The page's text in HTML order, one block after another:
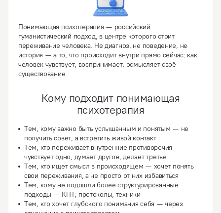
Понимающая психотерапия — российский
гуманистический подход, в центре которого стоит
переживание человека. Не диагноз, не поведение, не
история — а то, что происходит внутри прямо сейчас: как
человек чувствует, воспринимает, осмысляет своё
существование.
Кому подходит понимающая
психотерапия
Тем, кому важно быть услышанным и понятым — не
получить совет, а встретить живой контакт
Тем, кто переживает внутренние противоречия —
чувствует одно, думает другое, делает третье
Тем, кто ищетсмысл в происходящем — хочет понять
свои переживания, а не просто от них избавиться
Тем, кому не подошли более структурированные
подходы — КПТ, протоколы, техники
Тем, кто хочет глубокого понимания себя — через